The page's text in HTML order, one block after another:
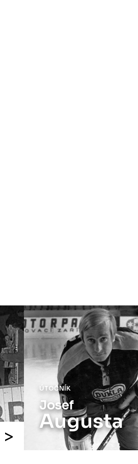
ÚTOČNÍK
Josef
Augusta